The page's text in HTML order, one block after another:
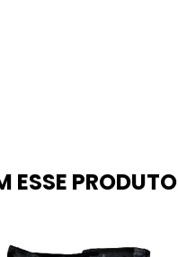
ESSE PRODUTO